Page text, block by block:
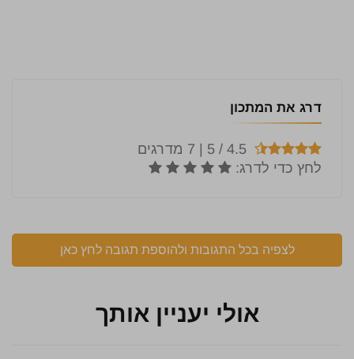
דרג את המתכון
לצפיה בכל התגובות ולהוספת תגובה לחץ כאן
אולי יעניין אותך